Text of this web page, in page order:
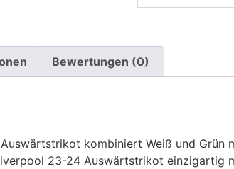
Bewertungen (0)
kombiniert Weiß und Grün
23-24 Auswärtstrikot